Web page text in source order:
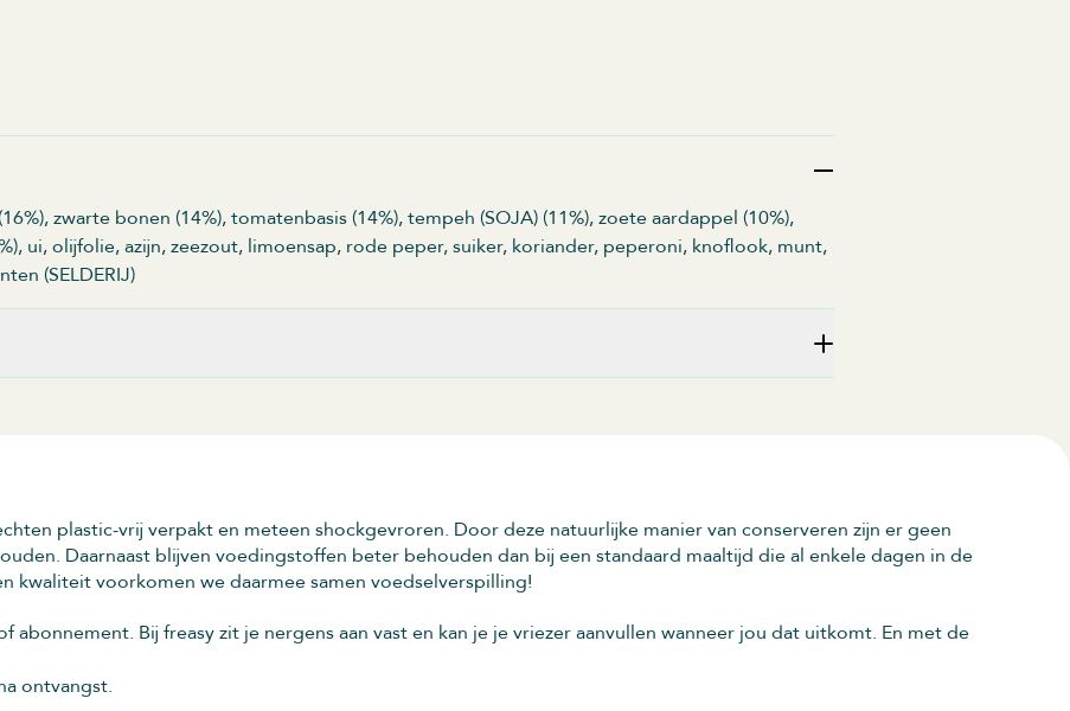
zwarte bonen (14%), tomatenbasis (14%), tempeh (SOJA) (11%), zoete aardappel (10%),
ui, olijfolie, azijn, zeezout, limoensap, rode peper, suiker, koriander, peperoni, knoflook, munt,
(SELDERIJ)
plastic-vrij verpakt en meteen shockgevroren. Door deze natuurlijke manier van conserveren zijn er geen
Daarnaast blijven voedingstoffen beter behouden dan bij een standaard maaltijd die al enkele dagen in de
kwaliteit voorkomen we daarmee samen voedselverspilling!
Bij freasy zit je nergens aan vast en kan je je vriezer aanvullen wanneer jou dat uitkomt. En met de
ontvangst.